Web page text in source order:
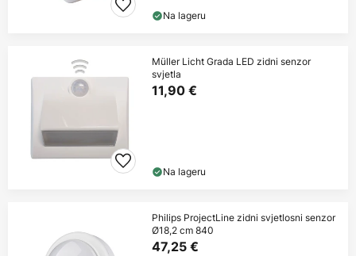
Na lageru
Müller Licht Grada LED zidni senzor
svjetla
11,90 €
Na lageru
Philips ProjectLine zidni svjetlosni senzor
Ø18,2 cm 840
47,25 €